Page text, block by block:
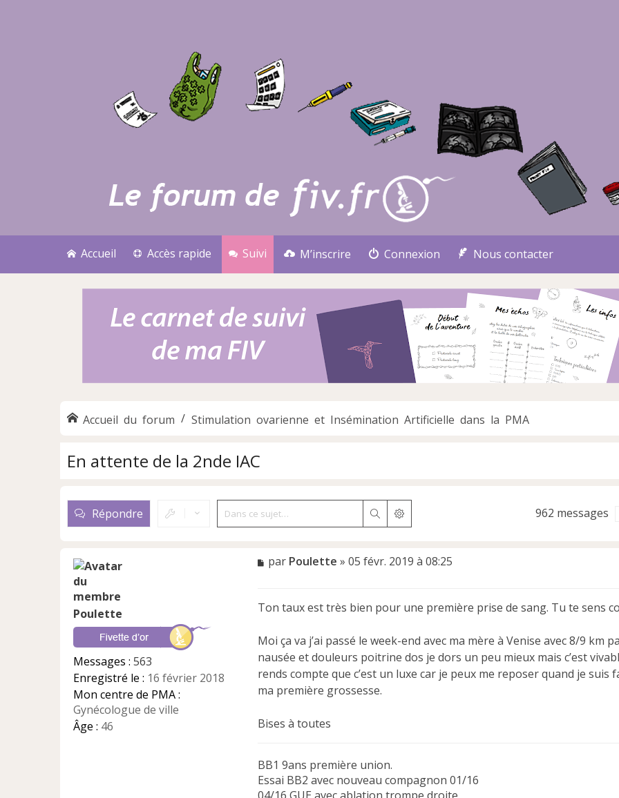
Accueil Accès rapide Suivi M’inscrire Connexion Nous contacter
Accueil du forum Stimulation ovarienne et Insémination Artificielle dans la PMA
En attente de la 2nde IAC
Répondre RechercherRecherche avancée 962 messages
Poulette
Messages : 563
Enregistré le : 16 février 2018
Mon centre de PMA :
Gynécologue de ville
Âge : 46
M
a
e
n
o
n
l
par Poulette » 05 févr. 2019 à 08:25
Ton taux est très bien pour une première prise de sang. Tu te sens
Moi ça va j’ai passé le week-end avec ma mère à Venise avec 8/9 km
nausée et douleurs poitrine dos je dors un peu mieux mais c’est
rends compte que c’est un luxe car je peux me reposer quand je suis
ma première grossesse.
Bises à toutes
BB1 9ans première union.
Essai BB2 avec nouveau compagnon 01/16